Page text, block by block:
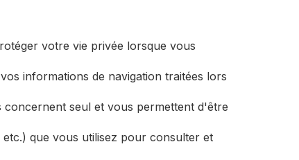
votre vie privée lorsque vous
informations de navigation traitées lors
concernent seul et vous permettent d'être
que vous utilisez pour consulter et